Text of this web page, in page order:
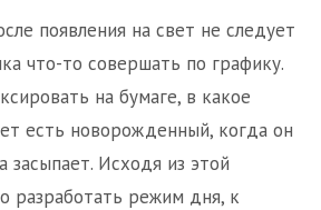
появления на свет не следует
что-то совершать по графику.
на бумаге, в какое
есть новорожденный, когда он
засыпает. Исходя из этой
разработать режим дня, к